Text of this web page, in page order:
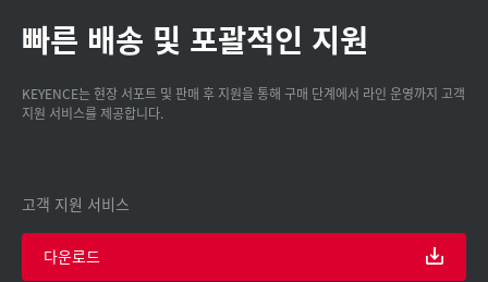
빠른 배송 및 포괄적인 지원
KEYENCE는 현장 서포트 및 판매 후 지원을 통해 구매 단계에서 라인 운영까지 고객
지원 서비스를 제공합니다.
고객 지원 서비스
다운로드